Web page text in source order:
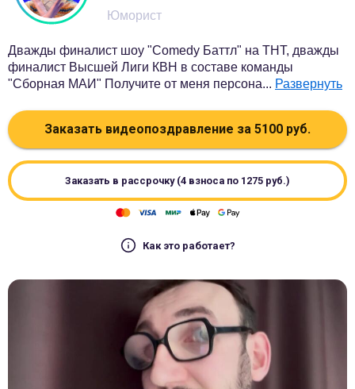
Юморист
Дважды финалист шоу "Comedy Баттл" на ТНТ, дважды
финалист Высшей Лиги КВН в составе команды
"Сборная МАИ" Получите от меня персона... Развернуть
Заказать видеопоздравление за 5100 руб.
Заказать в рассрочку (4 взноса по 1275 руб.)
Как это работает?